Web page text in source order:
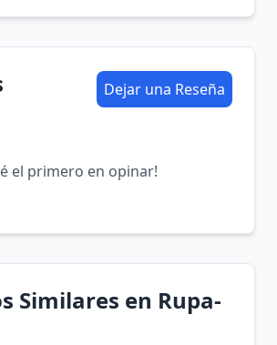
Dejar una Reseña
el primero en opinar!
Similares en Rupa-